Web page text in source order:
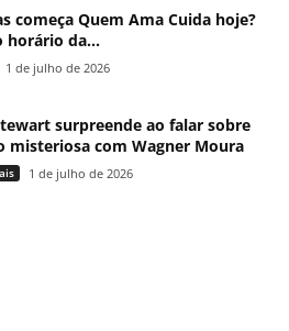
começa Quem Ama Cuida hoje?
horário da...
1 de julho de 2026
surpreende ao falar sobre
misteriosa com Wagner Moura
1 de julho de 2026